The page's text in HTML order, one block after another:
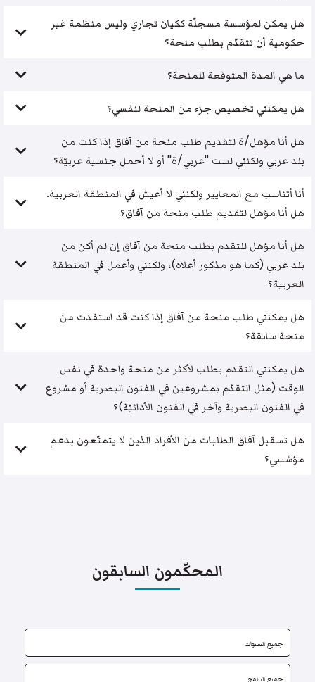
هل يمكن لمؤسسة مسجلّة ككيان تجاري وليس منظمة غير
حكومية أن تتقدّم بطلب منحة؟
ما هي المدة المتوقعة للمنحة؟
هل يمكنني تخصيص جزء من المنحة لنفسي؟
هل أنا مؤهل/ة لتقديم طلب منحة من آفاق إذا كنت من
بلد عربي ولكنني لست "عربي/ة" أو لا أحمل جنسية عربيّة؟
أنا أتناسب مع المعايير ولكنني لا أعيش في المنطقة العربية.
هل أنا مؤهل لتقديم طلب منحة من آفاق؟
هل أنا مؤهل للتقدم بطلب منحة من آفاق إن لم أكن من
بلد عربي (كما هو مذكور أعلاه)، ولكنني وأعمل في المنطقة
العربية؟
هل يمكنني طلب منحة من آفاق إذا كنت قد استفدت من
منحة سابقة؟
هل يمكنني التقدم بطلب لأكثر من منحة واحدة في نفس
الوقت (مثل التقدّم بمشروعين في الفنون البصرية أو مشروع
في الفنون البصرية وآخر في الفنون الأدائيّة)؟
هل تسقبل آفاق الطلبات من الأفراد الذين لا يتمتّعون بدعم
مؤسّسي؟
المحكّمون السابقون